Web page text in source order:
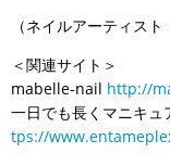
（ネイルアーティス
＜関連サイト＞
mabelle-nail http://
一日でも長くマニキ
tps://